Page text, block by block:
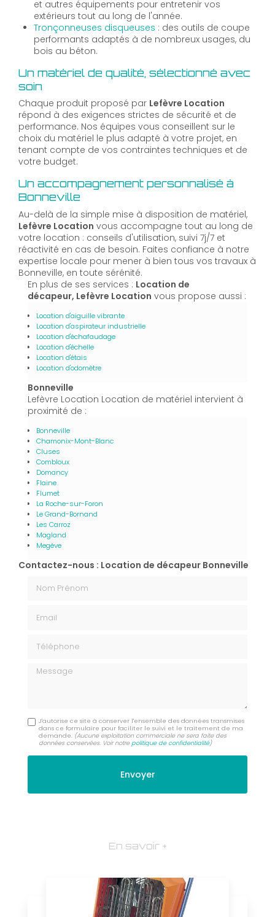
et autres équipements pour entretenir vos
extérieurs tout au long de l'année.
Tronçonneuses disqueuses : des outils de coupe
performants adaptés à de nombreux usages, du
bois au béton.
Un matériel de qualité, sélectionné avec
soin
Chaque produit proposé par Lefèvre Location
répond à des exigences strictes de sécurité et de
performance. Nos équipes vous conseillent sur le
choix du matériel le plus adapté à votre projet, en
tenant compte de vos contraintes techniques et de
votre budget.
Un accompagnement personnalisé à
Bonneville
Au-delà de la simple mise à disposition de matériel,
Lefèvre Location vous accompagne tout au long de
votre location : conseils d'utilisation, suivi 7j/7 et
réactivité en cas de besoin. Faites confiance à notre
expertise locale pour mener à bien tous vos travaux à
Bonneville, en toute sérénité.
En plus de ses services : Location de
décapeur, Lefèvre Location vous propose aussi :
Location d'aiguille vibrante
Location d'aspirateur industrielle
Location d'échafaudage
Location d'échelle
Location d'étais
Location d'odomètre
Bonneville
Lefèvre Location Location de matériel intervient à
proximité de :
Bonneville
Chamonix-Mont-Blanc
Cluses
Combloux
Domancy
Flaine
Flumet
La Roche-sur-Foron
Le Grand-Bornand
Les Carroz
Magland
Megève
Contactez-nous : Location de décapeur Bonneville
Message
J'autorise ce site à conserver l'ensemble des données transmises
dans ce formulaire pour faciliter le suivi et le traitement de ma
demande. (Aucune exploitation commerciale ne sera faite des
données conservées. Voir notrepolitique de confidentialité)
En savoir +